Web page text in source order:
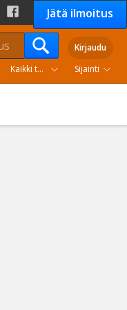
Jätä ilmoitus
Kirjaudu
Kaikki tuoteryhmät Sijainti